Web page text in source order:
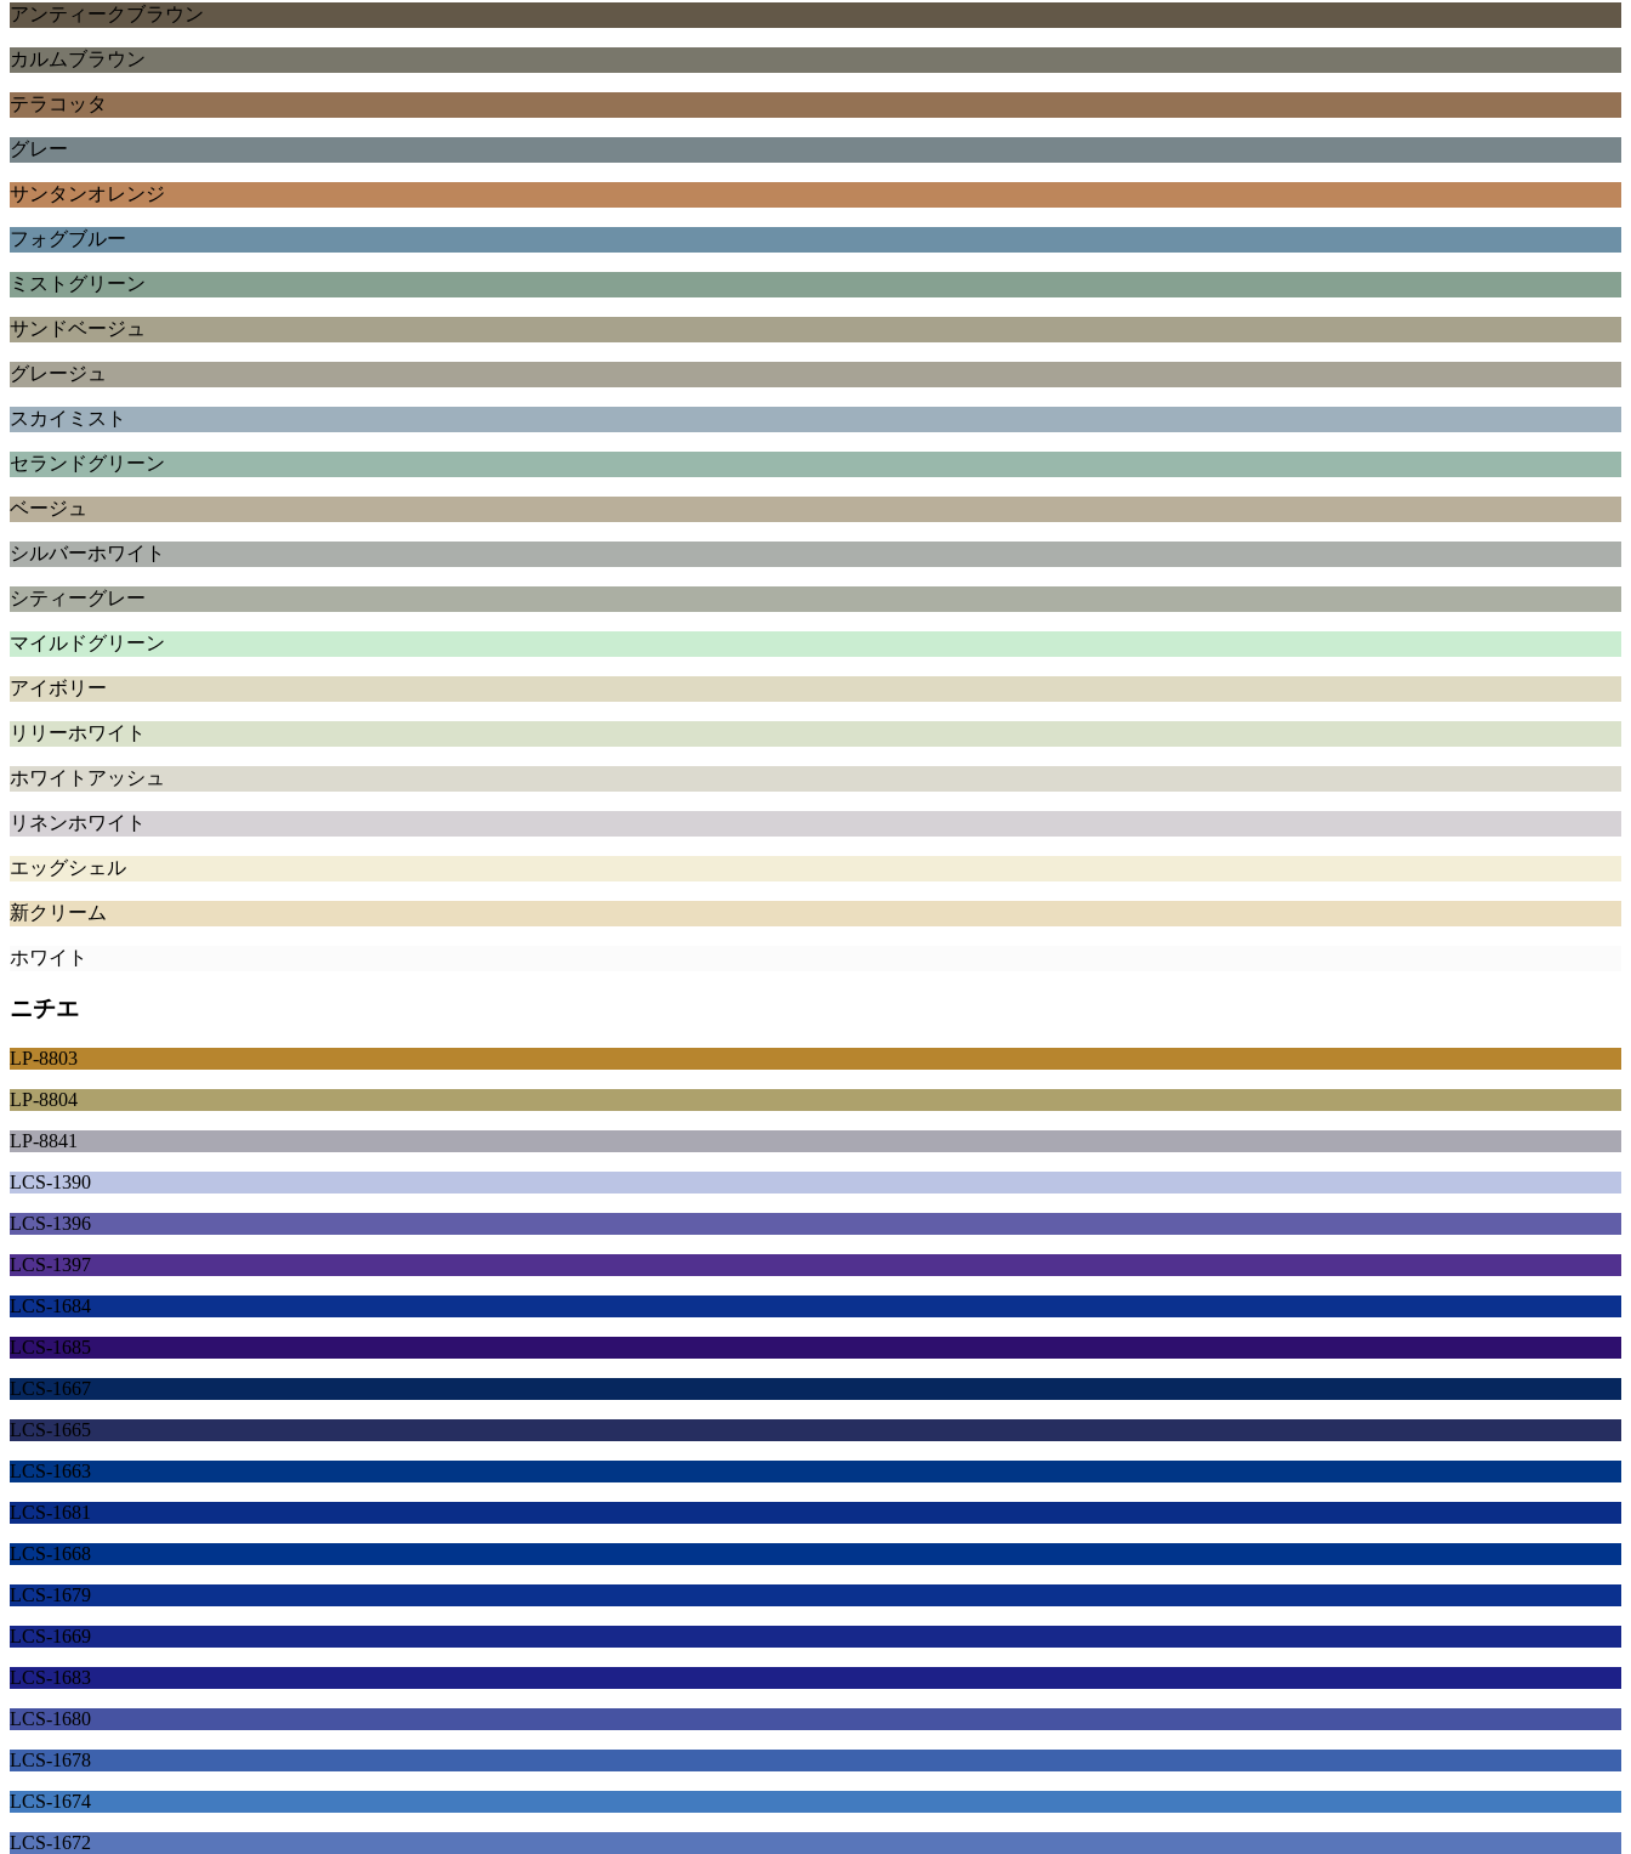
アンティークブラウン
カルムブラウン
テラコッタ
グレー
サンタンオレンジ
フォグブルー
ミストグリーン
サンドベージュ
グレージュ
スカイミスト
セランドグリーン
ベージュ
シルバーホワイト
シティーグレー
マイルドグリーン
アイボリー
リリーホワイト
ホワイトアッシュ
リネンホワイト
エッグシェル
新クリーム
ホワイト
ニチエ
LP-8803
LP-8804
LP-8841
LCS-1390
LCS-1396
LCS-1397
LCS-1684
LCS-1685
LCS-1667
LCS-1665
LCS-1663
LCS-1681
LCS-1668
LCS-1679
LCS-1669
LCS-1683
LCS-1680
LCS-1678
LCS-1674
LCS-1672